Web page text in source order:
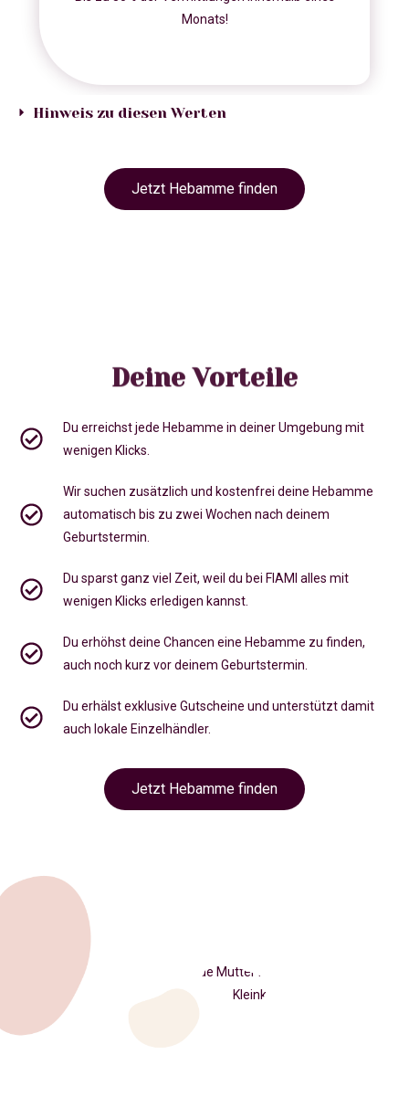
Monats!
Hinweis zu diesen Werten
Jetzt Hebamme finden
Deine Vorteile
Du erreichst jede Hebamme in deiner Umgebung mit
wenigen Klicks.
Wir suchen zusätzlich und kostenfrei deine Hebamme
automatisch bis zu zwei Wochen nach deinem
Geburtstermin.
Du sparst ganz viel Zeit, weil du bei FIAMI alles mit
wenigen Klicks erledigen kannst.
Du erhöhst deine Chancen eine Hebamme zu finden,
auch noch kurz vor deinem Geburtstermin
Du erhälst exklusive Gutscheine und unterstützt damit
auch lokale Einzelhändler.
Jetzt Hebamme finden